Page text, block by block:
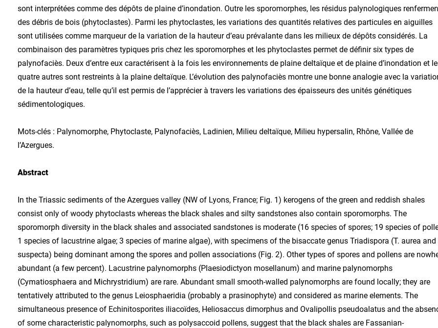
sont interprétées comme des dépôts de plaine d’inondation. Outre les sporomorphes, les résidus palynologiques
des débris de bois (phytoclastes). Parmi les phytoclastes, les variations des quantités relatives des particules en aiguilles
sont utilisées comme marqueur de la variation de la hauteur d’eau prévalante dans les milieux de dépôts considérés. La
combinaison des paramètres typiques pris chez les sporomorphes et les phytoclastes permet de définir six types de
palynofaciès. Deux d’entre eux caractérisent à la fois les environnements de plaine deltaïque et de plaine d’inondation et
quatre autres sont restreints à la plaine deltaïque. L’évolution des palynofaciès montre une bonne analogie avec la
de la hauteur d’eau, telle qu’il est permis de l’apprécier à travers les variations des épaisseurs des unités génétiques
sédimentologiques.
Mots-clés : Palynomorphe, Phytoclaste, Palynofaciès, Ladinien, Milieu deltaïque, Milieu hypersalin, Rhône, Vallée de
l’Azergues.
Abstract
In the Triassic sediments of the Azergues valley (NW of Lyons, France; Fig. 1) kerogens of the green and reddish shales
consist only of woody phytoclasts whereas the black shales and silty sandstones also contain sporomorphs. The
sporomorph diversity in the black shales and associated sandstones is moderate (16 species of spores; 19 species of
1 species of lacustrine algae; 3 species of marine algae), with specimens of the bisaccate genus Triadispora (T. aurea and
suspecta) being dominant among the spores and pollen associations (Fig. 2). Other types of spores and pollens are
abundant (a few percent). Lacustrine palynomorphs (Plaesiodictyon mosellanum) and marine palynomorphs
(Cymatiosphaera and Michrystridium) are rare. Abundant small smooth-walled palynomorphs are found locally; they are
tentatively attributed to the genus Leiosphaeridia (probably a prasinophyte) and considered as marine elements. The
simultaneous presence of Echinitosporites iliacoïdes, Heliosaccus dimorphus and Ovalipollis pseudoalatus and the
of some characteristic palynomorphs, such as polysaccoid pollens, suggest that the black shales are Fassanian-